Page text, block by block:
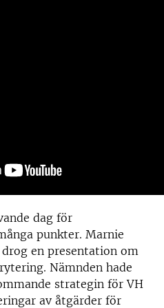
dag för
punkter. Marnie
en presentation om
Nämnden hade
strategin för VH
av åtgärder för